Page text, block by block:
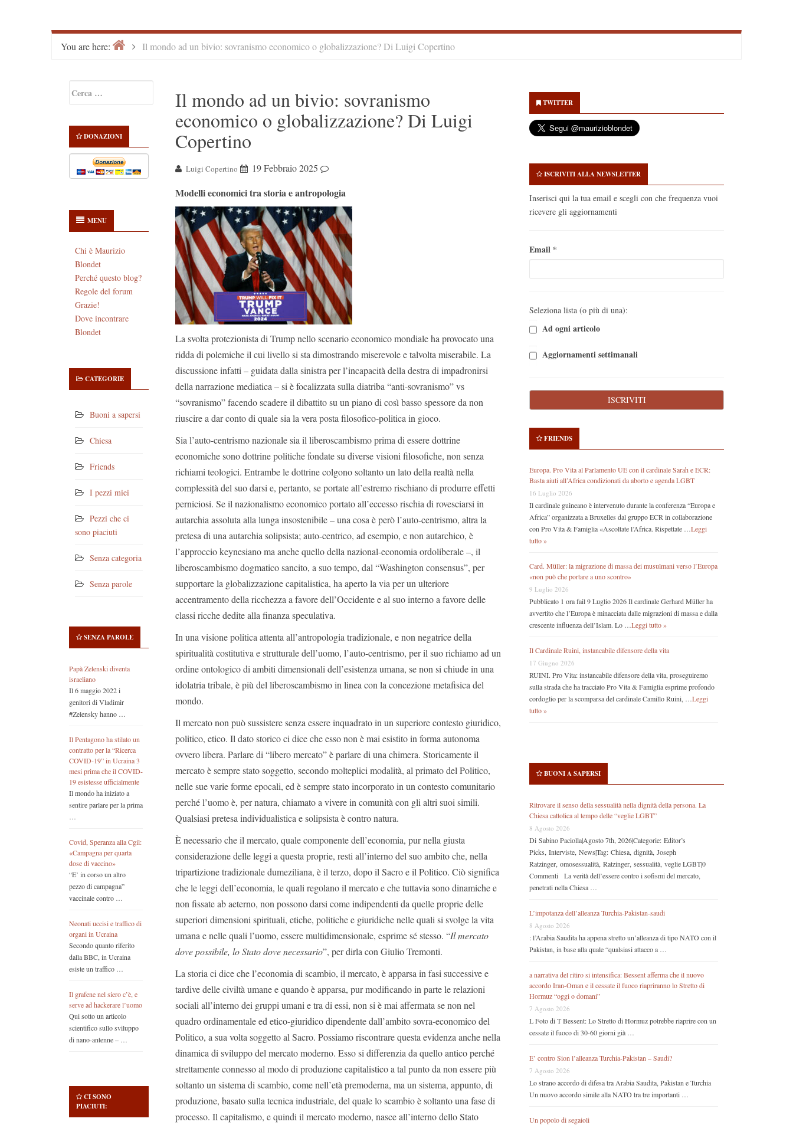
You are here: HomeIl mondo ad un bivio: sovranismo economico o globalizzazione? Di Luigi Copertino
Sidebar
per:
DONAZIONI
MENU
Chi è Maurizio
Blondet
Perché questo blog?
Regole del forum
Grazie!
Dove incontrare
Blondet
CATEGORIE
Buoni a sapersi
Chiesa
Friends
I pezzi miei
Pezzi che ci
sono piaciuti
Senza categoria
Senza parole
SENZA PAROLE
Papà Zelenski diventa
israeliano
Il 6 maggio 2022 i
genitori di Vladimir
#Zelensky hanno …
Il Pentagono ha stilato un
contratto per la “Ricerca
COVID-19” in Ucraina 3
mesi prima che il COVID-
19 esistesse ufficialmente
Il mondo ha iniziato a
sentire parlare per la prima
…
Covid, Speranza alla Cgil:
«Campagna per quarta
dose di vaccino»
“E’ in corso un altro
pezzo di campagna”
vaccinale contro …
Neonati uccisi e traffico di
organi in Ucraina
Secondo quanto riferito
dalla BBC, in Ucraina
esiste un traffico …
Il grafene nel siero c’è, e
serve ad hackerare l’uomo
Qui sotto un articolo
scientifico sullo sviluppo
di nano-antenne – …
CI SONO
PIACIUTI:
Il mondo ad un bivio: sovranismo
economico o globalizzazione? Di Luigi
Copertino
Luigi Copertino 19 Febbraio 2025
Modelli economici tra storia e antropologia
La svolta protezionista di Trump nello scenario economico mondiale ha provocato una
ridda di polemiche il cui livello si sta dimostrando miserevole e talvolta miserabile. La
discussione infatti – guidata dalla sinistra per l’incapacità della destra di impadronirsi
della narrazione mediatica – si è focalizzata sulla diatriba “anti-sovranismo” vs
“sovranismo” facendo scadere il dibattito su un piano di così basso spessore da non
riuscire a dar conto di quale sia la vera posta filosofico-politica in gioco.
Sia l’auto-centrismo nazionale sia il liberoscambismo prima di essere dottrine
economiche sono dottrine politiche fondate su diverse visioni filosofiche, non senza
richiami teologici. Entrambe le dottrine colgono soltanto un lato della realtà nella
complessità del suo darsi e, pertanto, se portate all’estremo rischiano di produrre effetti
perniciosi. Se il nazionalismo economico portato all’eccesso rischia di rovesciarsi in
autarchia assoluta alla lunga insostenibile – una cosa è però l’auto-centrismo, altra la
pretesa di una autarchia solipsista; auto-centrico, ad esempio, e non autarchico, è
l’approccio keynesiano ma anche quello della nazional-economia ordoliberale –, il
liberoscambismo dogmatico sancito, a suo tempo, dal “Washington consensus”, per
supportare la globalizzazione capitalistica, ha aperto la via per un ulteriore
accentramento della ricchezza a favore dell’Occidente e al suo interno a favore delle
classi ricche dedite alla finanza speculativa.
In una visione politica attenta all’antropologia tradizionale, e non negatrice della
spiritualità costitutiva e strutturale dell’uomo, l’auto-centrismo, per il suo richiamo ad un
ordine ontologico di ambiti dimensionali dell’esistenza umana, se non si chiude in una
idolatria tribale, è più del liberoscambismo in linea con la concezione metafisica del
mondo.
Il mercato non può sussistere senza essere inquadrato in un superiore contesto giuridico,
politico, etico. Il dato storico ci dice che esso non è mai esistito in forma autonoma
ovvero libera. Parlare di “libero mercato” è parlare di una chimera. Storicamente il
mercato è sempre stato soggetto, secondo molteplici modalità, al primato del Politico,
nelle sue varie forme epocali, ed è sempre stato incorporato in un contesto comunitario
perché l’uomo è, per natura, chiamato a vivere in comunità con gli altri suoi simili.
Qualsiasi pretesa individualistica e solipsista è contro natura.
È necessario che il mercato, quale componente dell’economia, pur nella giusta
considerazione delle leggi a questa proprie, resti all’interno del suo ambito che, nella
tripartizione tradizionale dumeziliana, è il terzo, dopo il Sacro e il Politico. Ciò significa
che le leggi dell’economia, le quali regolano il mercato e che tuttavia sono dinamiche e
non fissate ab aeterno, non possono darsi come indipendenti da quelle proprie delle
superiori dimensioni spirituali, etiche, politiche e giuridiche nelle quali si svolge la vita
umana e nelle quali l’uomo, essere multidimensionale, esprime sé stesso. “Il mercato
dove possibile, lo Stato dove necessario”, per dirla con Giulio Tremonti.
La storia ci dice che l’economia di scambio, il mercato, è apparsa in fasi successive e
tardive delle civiltà umane e quando è apparsa, pur modificando in parte le relazioni
sociali all’interno dei gruppi umani e tra di essi, non si è mai affermata se non nel
quadro ordinamentale ed etico-giuridico dipendente dall’ambito sovra-economico del
Politico, a sua volta soggetto al Sacro. Possiamo riscontrare questa evidenza anche nella
dinamica di sviluppo del mercato moderno. Esso si differenzia da quello antico perché
strettamente connesso al modo di produzione capitalistico a tal punto da non essere più
soltanto un sistema di scambio, come nell’età premoderna, ma un sistema, appunto, di
produzione, basato sulla tecnica industriale, del quale lo scambio è soltanto una fase di
processo. Il capitalismo, e quindi il mercato moderno, nasce all’interno dello Stato
Sidebar
TWITTER
ISCRIVITI ALLA NEWSLETTER
Inserisci qui la tua email e scegli con che frequenza vuoi
ricevere gli aggiornamenti
Email *
Seleziona lista (o più di una):
Ad ogni articolo
Aggiornamenti settimanali
FRIENDS
Europa. Pro Vita al Parlamento UE con il cardinale Sarah e ECR:
Basta aiuti all’Africa condizionati da aborto e agenda LGBT
16 Luglio 2026
Il cardinale guineano è intervenuto durante la conferenza “Europa e
Africa” organizzata a Bruxelles dal gruppo ECR in collaborazione
con Pro Vita & Famiglia «Ascoltate l’Africa. Rispettate … Leggi
tutto »
Card. Müller: la migrazione di massa dei musulmani verso l’Europa
«non può che portare a uno scontro»
9 Luglio 2026
Pubblicato 1 ora fail 9 Luglio 2026 Il cardinale Gerhard Müller ha
avvertito che l’Europa è minacciata dalle migrazioni di massa e dalla
crescente influenza dell’Islam. Lo … Leggi tutto »
Il Cardinale Ruini, instancabile difensore della vita
17 Giugno 2026
RUINI. Pro Vita: instancabile difensore della vita, proseguiremo
sulla strada che ha tracciato Pro Vita & Famiglia esprime profondo
cordoglio per la scomparsa del cardinale Camillo Ruini, … Leggi
tutto »
BUONI A SAPERSI
Ritrovare il senso della sessualità nella dignità della persona. La
Chiesa cattolica al tempo delle “veglie LGBT”
8 Agosto 2026
Di Sabino Paciolla|Agosto 7th, 2026|Categorie: Editor’s
Picks, Interviste, News|Tag: Chiesa, dignità, Joseph
Ratzinger, omosessualità, Ratzinger, sessualità, veglie LGBT|0
Commenti La verità dell’essere contro i sofismi del mercato,
penetrati nella Chiesa …
L’impotanza dell’alleanza Turchia-Pakistan-saudi
8 Agosto 2026
: l’Arabia Saudita ha appena stretto un’alleanza di tipo NATO con il
Pakistan, in base alla quale “qualsiasi attacco a …
a narrativa del ritiro si intensifica: Bessent afferma che il nuovo
accordo Iran-Oman e il cessate il fuoco riapriranno lo Stretto di
Hormuz “oggi o domani”
7 Agosto 2026
L Foto di T Bessent: Lo Stretto di Hormuz potrebbe riaprire con un
cessate il fuoco di 30-60 giorni già …
E’ contro Sion l’alleanza Turchia-Pakistan – Saudi?
7 Agosto 2026
Lo strano accordo di difesa tra Arabia Saudita, Pakistan e Turchia
Un nuovo accordo simile alla NATO tra tre importanti …
Un popolo di segaioli